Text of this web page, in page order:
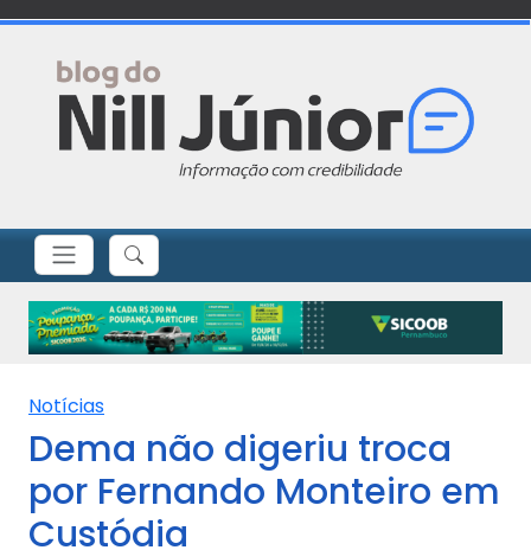
Notícias
Dema não digeriu troca
por Fernando Monteiro em
Custódia